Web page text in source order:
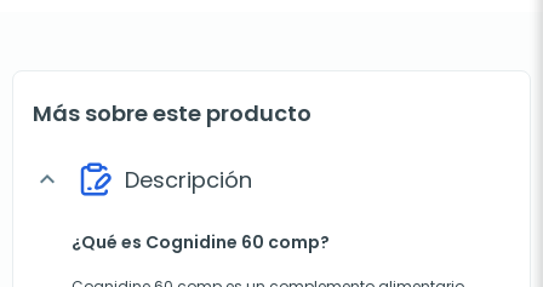
Más sobre este producto
expand_more Descripción
¿Qué es Cognidine 60 comp?